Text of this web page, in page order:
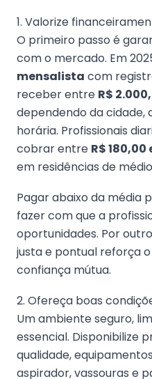
1. Valorize
O primeiro passo é
com o mercado. Em
mensalista com
receber entre R$
dependendo da cidade,
horária. Profissionais
cobrar entre R$
em residências de
Pagar abaixo da média
fazer com que a
oportunidades. Por
justa e pontual reforça
confiança mútua.
2. Ofereça boas
Um ambiente seguro,
essencial. Disponibilize
qualidade,
aspirador, vassouras e